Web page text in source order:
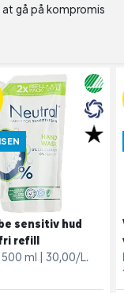
gå på kompromis
sensitiv hud
refill
500 ml 30,00/L.